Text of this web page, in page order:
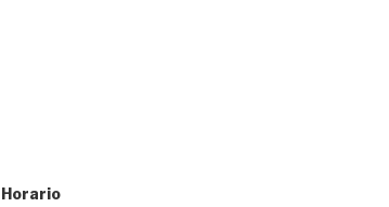
Horario